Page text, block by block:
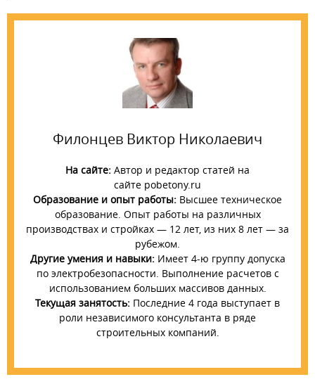
Филонцев Виктор Николаевич
На сайте: Автор и редактор статей на
сайте pobetony.ru
Образование и опыт работы: Высшее техническое
образование. Опыт работы на различных
производствах и стройках — 12 лет, из них 8 лет — за
рубежом.
Другие умения и навыки:Имеет 4-ю группу допуска
по электробезопасности. Выполнение расчетов с
использованием больших массивов данных.
Текущая занятость: Последние 4 года выступает в
роли независимого консультанта в ряде
строительных компаний.